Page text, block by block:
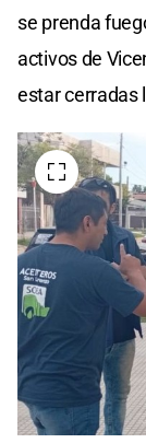
se prenda
activos de
estar cerradas